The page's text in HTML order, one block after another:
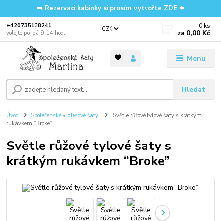
➡️ Rezervaci kabinky si prosím vytvořte ZDE ⬅️
Menu
CZK
Hledat
‭+420735138241
volejte po-pá 9-14 hod.
0 ks
za 0,00 Kč
Úvod Společenské • plesové šaty
Světle růžové tylové šaty s krátkým
rukávkem “Broke”
Světle růžové tylové šaty s
krátkým rukávkem “Broke”